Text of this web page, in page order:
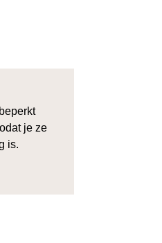
je ze
is.